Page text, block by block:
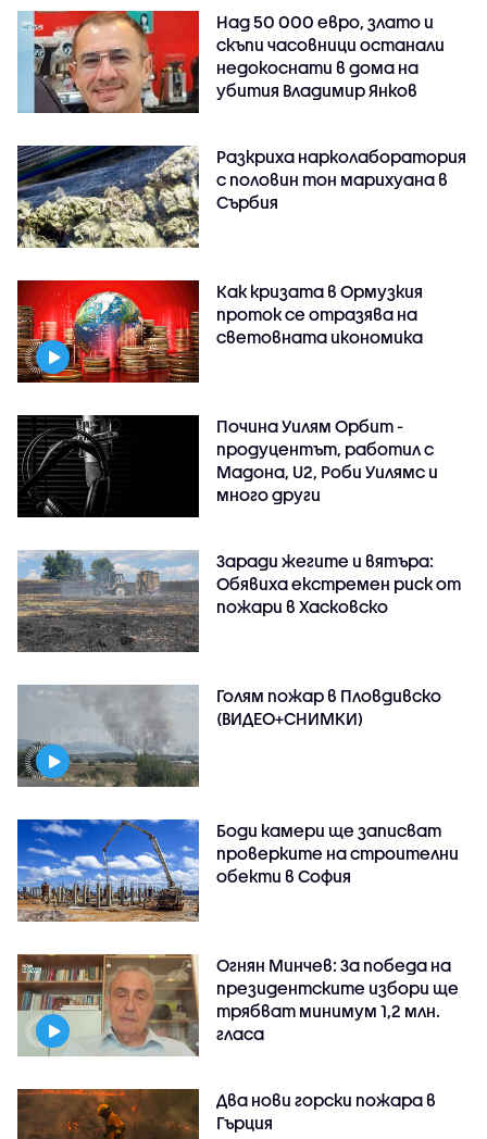
Над 50 000 евро, злато и
скъпи часовници останали
недокоснати в дома на
убития Владимир Янков
Разкриха нарколаборатория
с половин тон марихуана в
Сърбия
Как кризата в Ормузкия
проток се отразява на
световната икономика
Почина Уилям Орбит -
продуцентът, работил с
Мадона, U2, Роби Уилямс и
много други
Заради жегите и вятъра:
Обявиха екстремен риск от
пожари в Хасковско
Голям пожар в Пловдивско
(ВИДЕО+СНИМКИ)
Боди камери ще записват
проверките на строителни
обекти в София
Огнян Минчев: За победа на
президентските избори ще
трябват минимум 1,2 млн.
гласа
Два нови горски пожара в
Гърция